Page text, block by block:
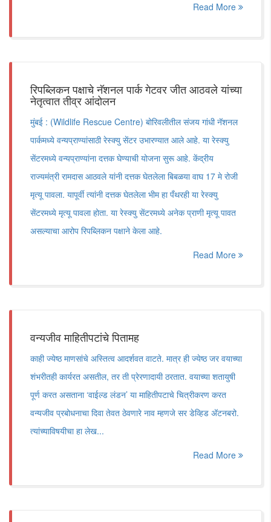
Read More
रिपब्लिकन पक्षाचे नॅशनल पार्क गेटवर जीत आठवले यांच्या
नेतृत्वात तीव्र आंदोलन
मुंबई : (Wildlife Rescue Centre) बोरिवलीतील संजय गांधी नॅशनल
पार्कमध्ये वन्यप्राण्यांसाठी रेस्क्यु सेंटर उभारण्यात आले आहे. या रेस्क्यु
सेंटरमध्ये वन्यप्राण्यांना दत्तक घेण्याची योजना सुरू आहे. केंद्रीय
राज्यमंत्री रामदास आठवले यांनी दत्तक घेतलेला बिबळया वाघ 17 मे रोजी
मृत्यू पावला. यापूर्वी त्यांनी दत्तक घेतलेला भीम हा पँथरही या रेस्क्यु
सेंटरमध्ये मृत्यू पावला होता. या रेस्क्यु सेंटरमध्ये अनेक प्राणी मृत्यू पावत
असल्याचा आरोप रिपब्लिकन पक्षाने केला आहे.
Read More
वन्यजीव माहितीपटांचे पितामह
काही ज्येष्ठ माणसांचे अस्तित्व आदर्शवत वाटते. मात्र ही ज्येष्ठ जर वयाच्या
शंभरीतही कार्यरत असतील, तर ती प्रेरणादायी ठरतात. वयाच्या शतायुषी
पूर्ण करत असताना ‘वाईल्ड लंडन’ या माहितीपटाचे चित्रीकरण करत
वन्यजीव प्रबोधनाचा दिवा तेवत ठेवणारे नाव म्हणजे सर डेव्हिड अ‍ॅटनबरो.
त्यांच्याविषयीचा हा लेख...
Read More